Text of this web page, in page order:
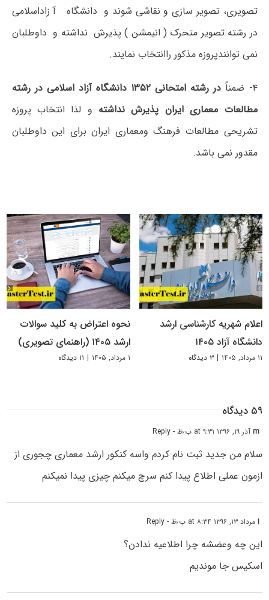
تصویری، تصویر سازی و نقاشی شوند و دانشگاه آ زاداسلامی
در رشته تصویر متحرک ( انیمشن ) پذیرش نداشته و داوطلبان
نمی توانندپروزه مذکور راانتخاب نمایند.
۴- ضمناً
در رشته امتحانی ۱۳۵۲ دانشگاه آزاد اسلامی در رشته
مطالعات معماری ایران پذیرش نداشته و لذا انتخاب پروزه
تشریحی مطالعات فرهنگ ومعماری ایران برای این داوطلبان
مقدور نمی باشد.
اعلام شهریه کارشناسی ارشد
دانشگاه آزاد ۱۴۰۵
۱۱ مرداد, ۱۴۰۵ | ۳ دیدگاه
نحوه اعتراض به کلید سوالات
ارشد ۱۴۰۵ (راهنمای تصویری)
۱ مرداد, ۱۴۰۵ | ۱۱ دیدگاه
۵۹ دیدگاه
mآذر ۱۹, ۱۳۹۶ at ۹:۳۱ ب٫ظ - Reply
سلام من جدید ثبت نام کردم واسه کنکور ارشد معماری چجوری از
ازمون عملی اطلاع پیدا کنم سرچ میکنم چیزی پیدا نمیکنم
امرداد ۱۳, ۱۳۹۶ at ۸:۳۴ ب٫ظ - Reply
این چه وعضشه چرا اطلاعیه ندادن؟
اسکیس جا موندیم